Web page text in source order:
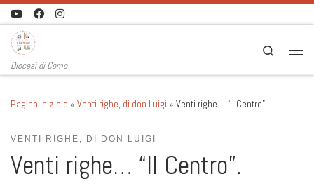
Passa al contenuto
Diocesi di Como
Search
Pagina iniziale » Venti righe, di don Luigi » Venti righe… “Il Centro”.
VENTI RIGHE, DI DON LUIGI
Venti righe… “Il Centro”.